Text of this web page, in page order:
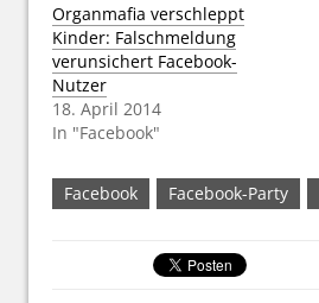
Organmafia verschleppt
Kinder: Falschmeldung
verunsichert Facebook-
Nutzer
18. April 2014
In "Facebook"
Facebook Facebook-Party